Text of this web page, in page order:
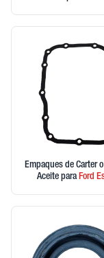
Empaques de Carter
Aceite paraFord